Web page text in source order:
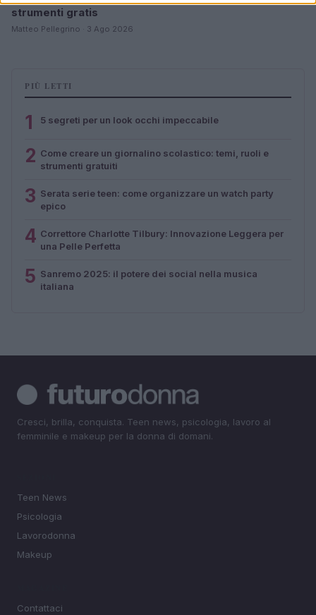
strumenti gratis
Matteo Pellegrino · 3 Ago 2026
PIÙ LETTI
1 5 segreti per un look occhi impeccabile
2 Come creare un giornalino scolastico: temi, ruoli e
strumenti gratuiti
3 Serata serie teen: come organizzare un watch party
epico
4 Correttore Charlotte Tilbury: Innovazione Leggera per
una Pelle Perfetta
5 Sanremo 2025: il potere dei social nella musica
italiana
Cresci, brilla, conquista. Teen news, psicologia, lavoro al
femminile e makeup per la donna di domani.
Teen News
Psicologia
Lavorodonna
Makeup
Contattaci